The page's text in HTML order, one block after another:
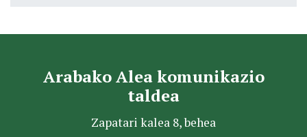
Arabako Alea komunikazio
taldea
Zapatari kalea 8, behea